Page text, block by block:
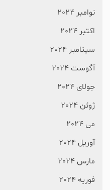
نوامبر 2024
اکتبر 2024
سپتامبر 2024
آگوست 2024
جولای 2024
ژوئن 2024
می 2024
آوریل 2024
مارس 2024
فوریه 2024